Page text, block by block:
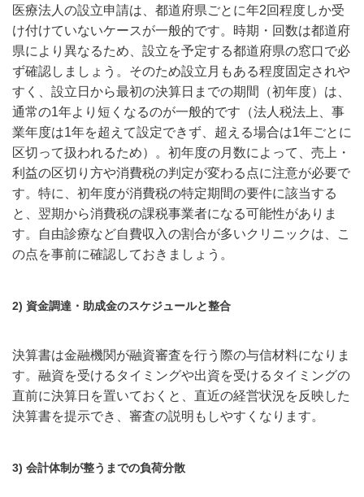
医療法人の設立申請は、都道府県ごとに年2回程度しか受
け付けていないケースが一般的です。時期・回数は都道府
県により異なるため、設立を予定する都道府県の窓口で必
ず確認しましょう。そのため設立月もある程度固定されや
すく、設立日から最初の決算日までの期間（初年度）は、
通常の1年より短くなるのが一般的です（法人税法上、事
業年度は1年を超えて設定できず、超える場合は1年ごとに
区切って扱われるため）。初年度の月数によって、売上・
利益の区切り方や消費税の判定が変わる点に注意が必要で
す。特に、初年度が消費税の特定期間の要件に該当する
と、翌期から消費税の課税事業者になる可能性がありま
す。自由診療など自費収入の割合が多いクリニックは、こ
の点を事前に確認しておきましょう。
2) 資金調達・助成金のスケジュールと整合
決算書は金融機関が融資審査を行う際の与信材料になりま
す。融資を受けるタイミングや出資を受けるタイミングの
直前に決算日を置いておくと、直近の経営状況を反映した
決算書を提示でき、審査の説明もしやすくなります。
3) 会計体制が整うまでの負荷分散